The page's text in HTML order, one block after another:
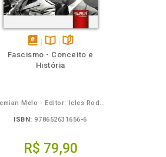
disponível
em
Disponível
na
páginas
Fascismo - Conceito e
História
Demian Melo - Editor: Icles Rodrigues
ISBN: 978652631656-6
R$ 79,90